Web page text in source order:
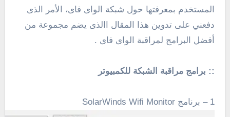
المستخدم بمعرفتها حول شبكة الواى فاى، الأمر الذى
دفعني على تدوين هذا المقال االذى يضم مجموعة من
أفضل البرامج لمراقبة الواى فاى .
:: برامج مراقبة الشبكة للكمبيوتر
1 – برنامج SolarWinds Wifi Monitor